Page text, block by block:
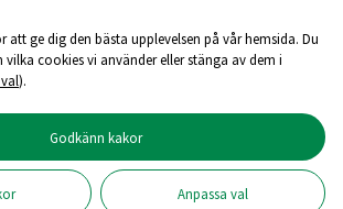
© Reumatikerförbundet
att ge dig den bästa upplevelsen på vår hemsida. Du
cookies vi använder eller stänga av dem i
).
Godkänn kakor
Anpassa val